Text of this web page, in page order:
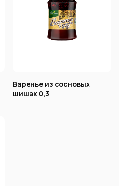
Варенье из сосновых
шишек 0,3